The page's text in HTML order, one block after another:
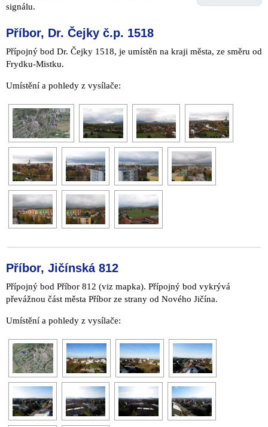
signálu.
Příbor, Dr. Čejky č.p. 1518
Přípojný bod Dr. Čejky 1518, je umístěn na kraji města, ze směru od
Frydku-Mistku.
Umístění a pohledy z vysílače:
Příbor, Jičínská 812
Přípojný bod Příbor 812 (viz mapka). Přípojný bod vykrývá
převážnou část města Příbor ze strany od Nového Jičína.
Umístění a pohledy z vysílače: